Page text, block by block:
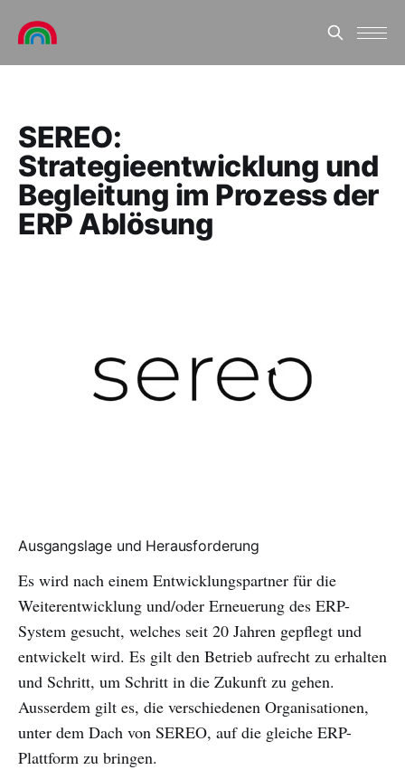
SEREO:
Strategieentwicklung und
Begleitung im Prozess der
ERP Ablösung
Ausgangslage und Herausforderung
Es wird nach einem Entwicklungspartner für die
Weiterentwicklung und/oder Erneuerung des ERP-
System gesucht, welches seit 20 Jahren gepflegt und
entwickelt wird. Es gilt den Betrieb aufrecht zu erhalten
und Schritt, um Schritt in die Zukunft zu gehen.
Ausserdem gilt es, die verschiedenen Organisationen,
unter dem Dach von SEREO, auf die gleiche ERP-
Plattform zu bringen.